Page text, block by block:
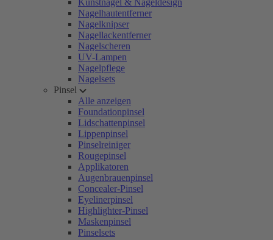
Kunstnägel & Nageldesign
Nagelhautentferner
Nagelknipser
Nagellackentferner
Nagelscheren
UV-Lampen
Nagelpflege
Nagelsets
Pinsel
Alle anzeigen
Foundationpinsel
Lidschattenpinsel
Lippenpinsel
Pinselreiniger
Rougepinsel
Applikatoren
Augenbrauenpinsel
Concealer-Pinsel
Eyelinerpinsel
Highlighter-Pinsel
Maskenpinsel
Pinselsets